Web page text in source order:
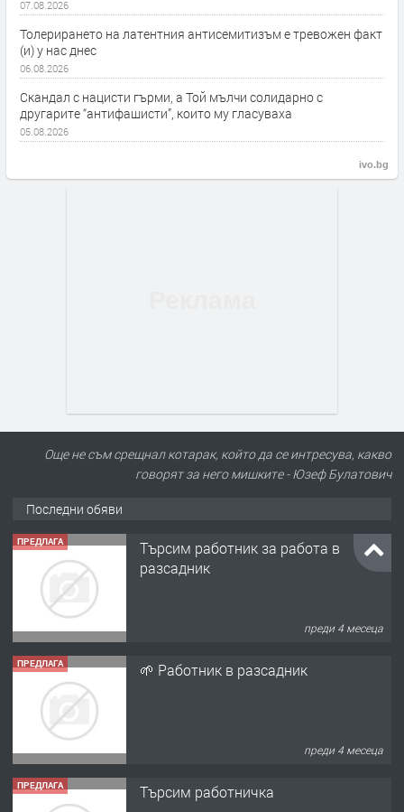
07.08.2026
Толерирането на латентния антисемитизъм е тревожен факт
(и) у нас днес
06.08.2026
Скандал с нацисти гърми, а Той мълчи солидарно с
другарите “антифашисти”, които му гласуваха
05.08.2026
ivo.bg
Още не съм срещнал котарак, който да се интресува, какво
говорят за него мишките - Юзеф Булатович
Последни обяви
ПРЕДЛАГА
Търсим работник за работа в
разсадник
преди 4 месеца
ПРЕДЛАГА 🌱 Работник в разсадник
преди 4 месеца
ПРЕДЛАГА Търсим работничка